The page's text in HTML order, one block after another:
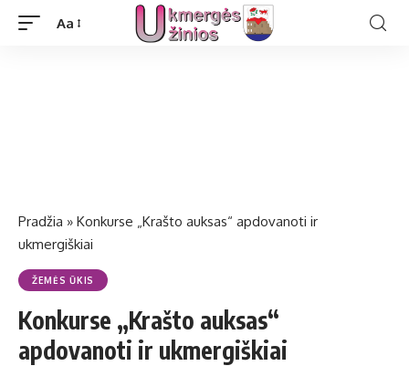
Aa
Pradžia » Konkurse „Krašto auksas“ apdovanoti ir
ukmergiškiai
ŽEMĖS ŪKIS
Konkurse „Krašto auksas“
apdovanoti ir ukmergiškiai